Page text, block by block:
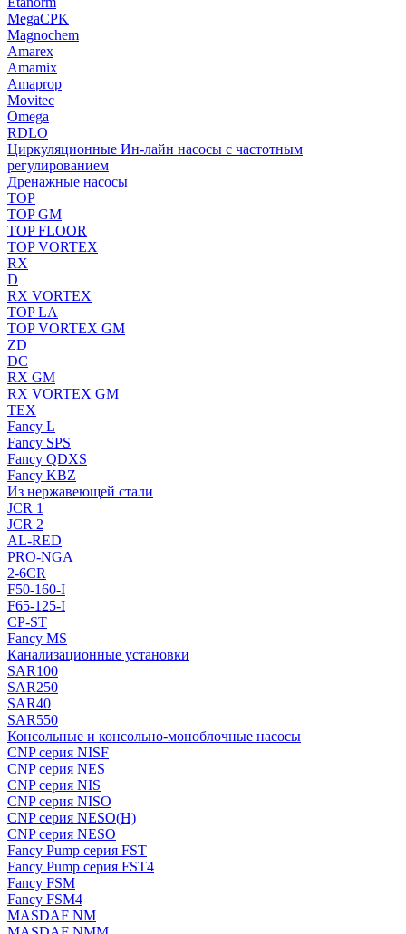
MegaCPK
Magnochem
Amarex
Amamix
Amaprop
Movitec
Omega
RDLO
Циркуляционные Ин-лайн насосы с частотным
регулированием
Дренажные насосы
TOP
TOP GM
TOP FLOOR
TOP VORTEX
RX
D
RX VORTEX
TOP LA
TOP VORTEX GM
ZD
DC
RX GM
RX VORTEX GM
TEX
Fancy L
Fancy SPS
Fancy QDXS
Fancy KBZ
Из нержавеющей стали
JCR 1
JCR 2
AL-RED
PRO-NGA
2-6CR
F50-160-I
F65-125-I
CP-ST
Fancy MS
Канализационные установки
SAR100
SAR250
SAR40
SAR550
Консольные и консольно-моноблочные насосы
CNP серия NISF
CNP серия NES
CNP серия NIS
CNP серия NISO
CNP серия NESO(H)
CNP серия NESO
Fancy Pump серия FST
Fancy Pump серия FST4
Fancy FSM
Fancy FSM4
MASDAF NM